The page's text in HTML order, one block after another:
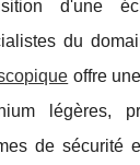
d'une
du
offre
légères,
de sécurité